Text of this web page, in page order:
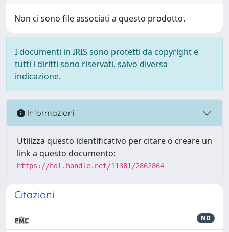
Non ci sono file associati a questo prodotto.
I documenti in IRIS sono protetti da copyright e
tutti i diritti sono riservati, salvo diversa
indicazione.
Informazioni
Utilizza questo identificativo per citare o creare un
link a questo documento:
https://hdl.handle.net/11381/2862864
Citazioni
ND